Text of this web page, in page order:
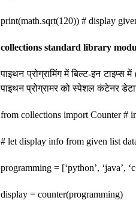
print(math.sqrt(120)) # display
collections standard library
पाइथन प्रोग्रामिंग में बिल्ट-इन
पाइथन प्रोग्रामर को स्पेशल कंटेनर
from collections import Counter #
# let display info from given list
programming = [‘python’, ‘java’,
display = counter(programming)